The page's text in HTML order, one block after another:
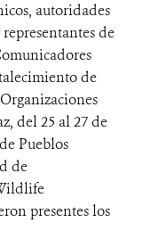
autoridades
de
de
del 25 al 27 de
Pueblos
de
presentes los